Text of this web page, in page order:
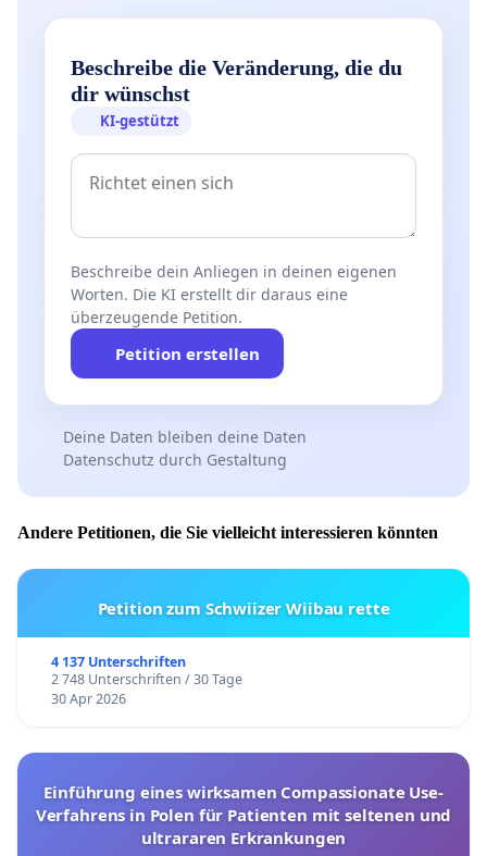
Beschreibe die Veränderung, die du
dir wünschst
KI-gestützt
Beschreibe dein Anliegen in deinen eigenen
Worten. Die KI erstellt dir daraus eine
überzeugende Petition.
Petition erstellen
Deine Daten bleiben deine Daten
Datenschutz durch Gestaltung
Andere Petitionen, die Sie vielleicht interessieren könnten
Petition zum Schwiizer Wiibau rette
4 137 Unterschriften
2 748 Unterschriften / 30 Tage
30 Apr 2026
Einführung eines wirksamen Compassionate Use-
Verfahrens in Polen für Patienten mit seltenen und
ultrararen Erkrankungen